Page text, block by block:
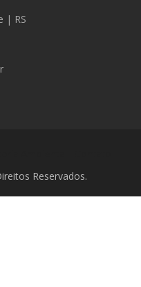
| RS
Reservados.